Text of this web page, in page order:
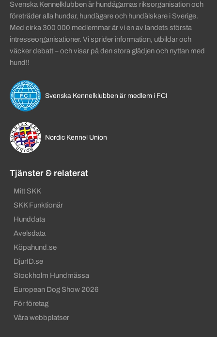
Svenska Kennelklubben är hundägarnas riksorganisation och
företräder alla hundar, hundägare och hundälskare i Sverige.
Med cirka 300 000 medlemmar är vi en av landets största
intresseorganisationer. Vi sprider information, utbildar och
väcker debatt – och visar på den stora glädjen och nyttan med
hund!!
Svenska Kennelklubben är medlem i FCI
Nordic Kennel Union
Tjänster & relaterat
Mitt SKK
SKK Funktionär
Hunddata
Avelsdata
Köpahund.se
DjurID.se
Stockholm Hundmässa
European Dog Show 2026
För företag
Våra webbplatser